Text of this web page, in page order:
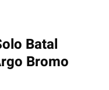
Batal
Bromo